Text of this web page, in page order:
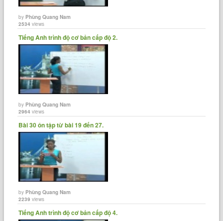
byPhùng Quang Nam
2534 views
Tiếng Anh trình độ cơ bản cấp độ 2.
byPhùng Quang Nam
2964 views
Bài 30 ôn tập từ bài 19 đến 27.
byPhùng Quang Nam
2239 views
Tiếng Anh trình độ cơ bản cấp độ 4.